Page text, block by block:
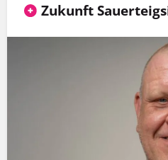
Zukunft